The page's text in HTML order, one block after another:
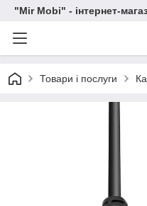
"Mir Mobi" - інтернет-
Товари і послуги